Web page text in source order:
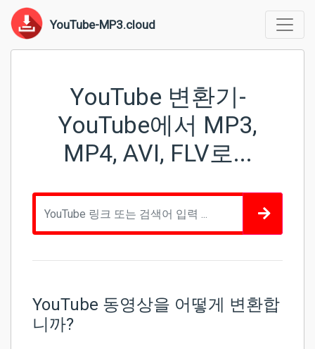
YouTube-MP3.cloud
YouTube 변환기-
YouTube에서 MP3,
MP4, AVI, FLV로...
YouTube 동영상을 어떻게 변환합
니까?